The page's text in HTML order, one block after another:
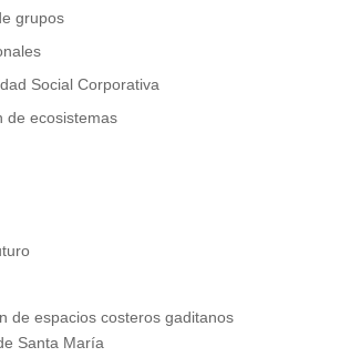
grupos
Social Corporativa
de ecosistemas
de espacios costeros gaditanos
Santa María